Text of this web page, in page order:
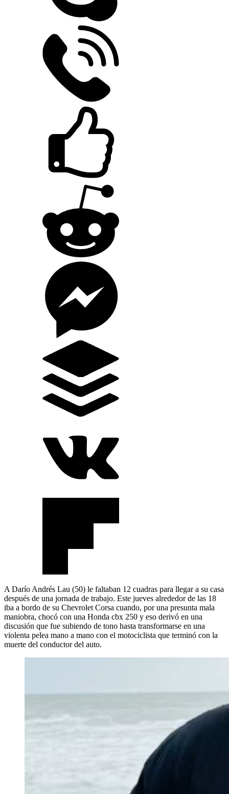
A Darío Andrés Lau (50) le faltaban 12 cuadras para llegar a su casa
después de una jornada de trabajo. Este jueves alrededor de las 18
iba a bordo de su Chevrolet Corsa cuando, por una presunta mala
maniobra, chocó con una Honda cbx 250 y eso derivó en una
discusión que fue subiendo de tono hasta transformarse en una
violenta pelea mano a mano con el motociclista que terminó con la
muerte del conductor del auto.